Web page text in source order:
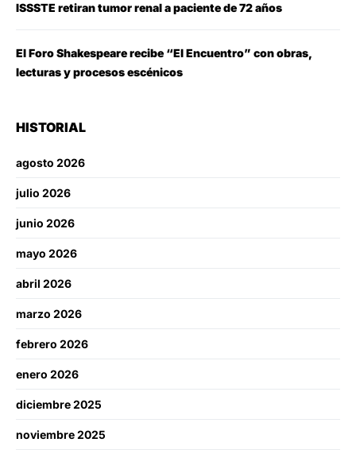
ISSSTE retiran tumor renal a paciente de 72 años
El Foro Shakespeare recibe “El Encuentro” con obras,
lecturas y procesos escénicos
HISTORIAL
agosto 2026
julio 2026
junio 2026
mayo 2026
abril 2026
marzo 2026
febrero 2026
enero 2026
diciembre 2025
noviembre 2025